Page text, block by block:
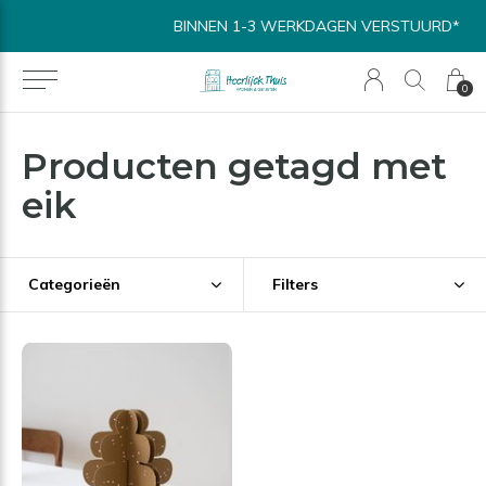
0
BINNEN 1-3 WERKDAGEN VERSTUURD*
Producten getagd met
eik
Categorieën Filters